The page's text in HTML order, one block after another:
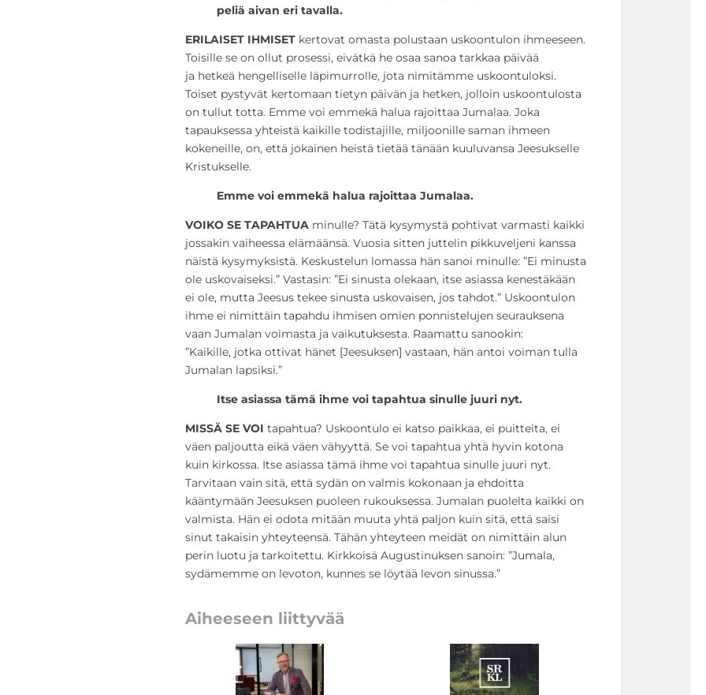
peliä aivan eri tavalla.
ERILAISET IHMISETkertovat omasta polustaan uskoontulon ihmeeseen.
Toisille se on ollut prosessi, eivätkä he osaa sanoa tarkkaa päivää
ja hetkeä hengelliselle läpimurrolle, jota nimitämme uskoontuloksi.
Toiset pystyvät kertomaan tietyn päivän ja hetken, jolloin uskoontulosta
on tullut totta. Emme voi emmekä halua rajoittaa Jumalaa. Joka
tapauksessa yhteistä kaikille todistajille, miljoonille saman ihmeen
kokeneille, on, että jokainen heistä tietää tänään kuuluvansa Jeesukselle
Kristukselle.
Emme voi emmekä halua rajoittaa Jumalaa.
VOIKO SE TAPAHTUAminulle? Tätä kysymystä pohtivat varmasti kaikki
jossakin vaiheessa elämäänsä. Vuosia sitten juttelin pikkuveljeni kanssa
näistä kysymyksistä. Keskustelun lomassa hän sanoi minulle: ”Ei minusta
ole uskovaiseksi.” Vastasin: ”Ei sinusta olekaan, itse asiassa kenestäkään
ei ole, mutta Jeesus tekee sinusta uskovaisen, jos tahdot.” Uskoontulon
ihme ei nimittäin tapahdu ihmisen omien ponnistelujen seurauksena
vaan Jumalan voimasta ja vaikutuksesta. Raamattu sanookin:
”Kaikille, jotka ottivat hänet [Jeesuksen] vastaan, hän antoi voiman tulla
Jumalan lapsiksi.”
Itse asiassa tämä ihme voi tapahtua sinulle juuri nyt.
MISSÄ SE VOI tapahtua? Uskoontulo ei katso paikkaa, ei puitteita, ei
väen paljoutta eikä väen vähyyttä. Se voi tapahtua yhtä hyvin kotona
kuin kirkossa. Itse asiassa tämä ihme voi tapahtua sinulle juuri nyt.
Tarvitaan vain sitä, että sydän on valmis kokonaan ja ehdoitta
kääntymään Jeesuksen puoleen rukouksessa. Jumalan puolelta kaikki on
valmista. Hän ei odota mitään muuta yhtä paljon kuin sitä, että saisi
sinut takaisin yhteyteensä. Tähän yhteyteen meidät on nimittäin alun
perin luotu ja tarkoitettu. Kirkkoisä Augustinuksen sanoin: ”Jumala,
sydämemme on levoton, kunnes se löytää levon sinussa.”
Aiheeseen liittyvää